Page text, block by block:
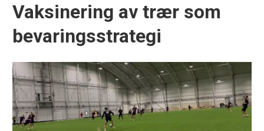
Vaksinering av trær som
bevaringsstrategi